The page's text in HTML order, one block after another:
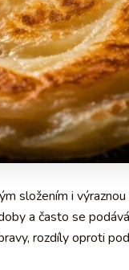
složením i
a často se
rozdíly oproti